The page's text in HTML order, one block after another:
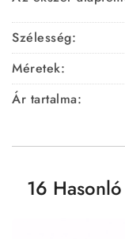
Szélesség:
Méretek:
Ár tartalma:
16